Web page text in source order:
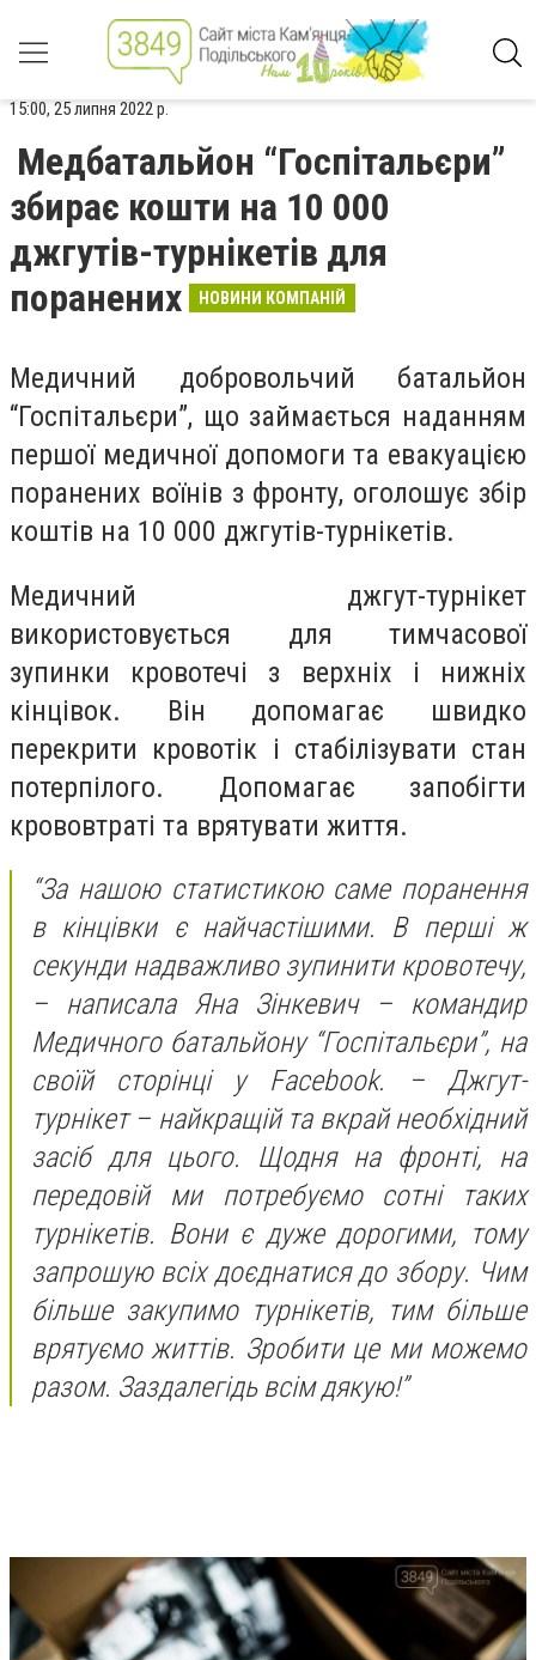
15:00, 25 липня 2022 р.
Медбатальйон “Госпітальєри”
збирає кошти на 10 000
джгутів-турнікетів для
поранених
НОВИНИ КОМПАНІЙ
Медичний добровольчий батальйон
“Госпітальєри”, що займається наданням
першої медичної допомоги та евакуацією
поранених воїнів з фронту, оголошує збір
коштів на 10 000 джгутів-турнікетів.
Медичний джгут-турнікет
використовується для тимчасової
зупинки кровотечі з верхніх і нижніх
кінцівок. Він допомагає швидко
перекрити кровотік і стабілізувати стан
потерпілого. Допомагає запобігти
крововтраті та врятувати життя.
“За нашою статистикою саме поранення
в кінцівки є найчастішими. В перші ж
секунди надважливо зупинити кровотечу,
– написала Яна Зінкевич – командир
Медичного батальйону “Госпітальєри”, на
своїй сторінці у Facebook. – Джгут-
турнікет – найкращій та вкрай необхідний
засіб для цього. Щодня на фронті, на
передовій ми потребуємо сотні таких
турнікетів. Вони є дуже дорогими, тому
запрошую всіх доєднатися до збору. Чим
більше закупимо турнікетів, тим більше
врятуємо життів. Зробити це ми можемо
разом. Заздалегідь всім дякую!”